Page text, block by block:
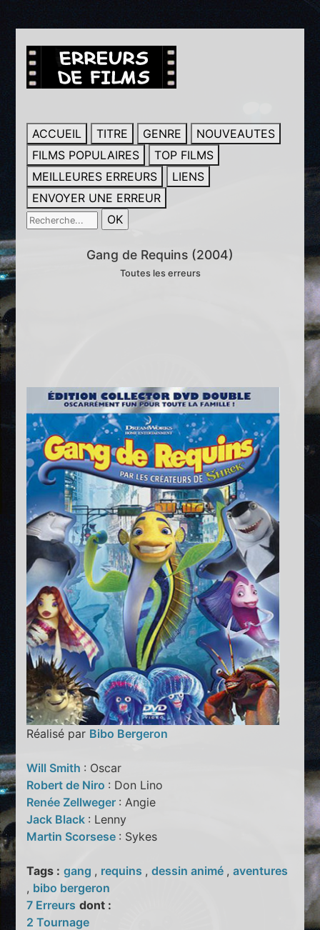
ACCUEIL TITRE GENRE
NOUVEAUTES
FILMS POPULAIRES
TOP FILMS
MEILLEURES ERREURS
LIENS
ENVOYER UNE ERREUR
Gang de Requins (2004)
Toutes les erreurs
Réalisé par Bibo Bergeron
Will Smith : Oscar
Robert de Niro : Don Lino
Renée Zellweger : Angie
Jack Black : Lenny
Martin Scorsese : Sykes
Tags : gang , requins ,dessin animé ,aventures
, bibo bergeron
7 Erreurs dont :
2 Tournage